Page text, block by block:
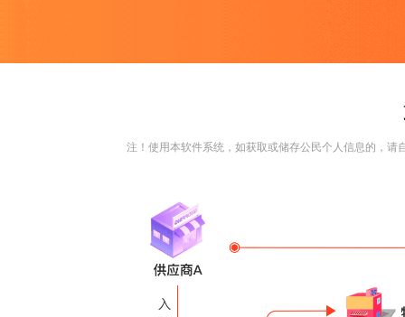
注！使用本软件系统，如获取或储存公民个人信息的，